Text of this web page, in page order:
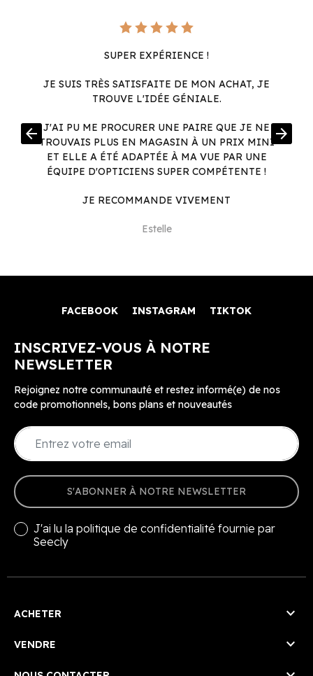
SUPER EXPÉRIENCE !
JE SUIS TRÈS SATISFAITE DE MON ACHAT, JE
TROUVE L'IDÉE GÉNIALE.
J'AI PU ME PROCURER UNE PAIRE QUE JE NE
TROUVAIS PLUS EN MAGASIN À UN PRIX MINI
ET ELLE A ÉTÉ ADAPTÉE À MA VUE PAR UNE
ÉQUIPE D'OPTICIENS SUPER COMPÉTENTE !
JE RECOMMANDE VIVEMENT
Estelle
arrow_back arrow_forward
FACEBOOK INSTAGRAM TIKTOK
INSCRIVEZ-VOUS À NOTRE
NEWSLETTER
Rejoignez notre communauté et restez informé(e) de nos
code promotionnels, bons plans et nouveautés
S'ABONNER À NOTRE NEWSLETTER
J'ai lu la politique de confidentialité fournie par
Seecly
ACHETER 
VENDRE 